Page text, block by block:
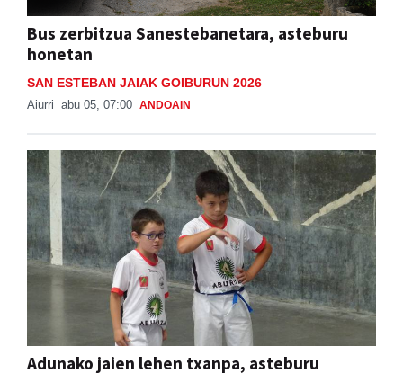
Bus zerbitzua Sanestebanetara, asteburu
honetan
SAN ESTEBAN JAIAK GOIBURUN 2026
Aiurri abu 05, 07:00 ANDOAIN
Adunako jaien lehen txanpa, asteburu